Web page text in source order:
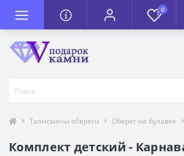
0
Талисманы обереги Оберег на булавке
Комплект детский -